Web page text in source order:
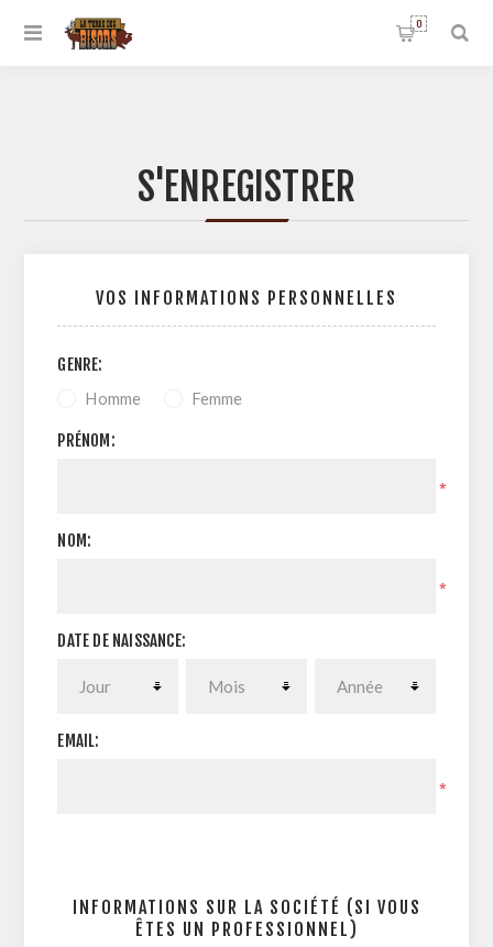
0
S'ENREGISTRER
VOS INFORMATIONS PERSONNELLES
GENRE:
Homme Femme
PRÉNOM:
*
NOM:
*
DATE DE NAISSANCE:
EMAIL:
*
INFORMATIONS SUR LA SOCIÉTÉ (SI VOUS
ÊTES UN PROFESSIONNEL)